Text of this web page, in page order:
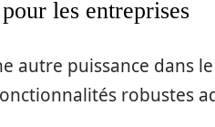
les entreprises
autre puissance dans
robustes